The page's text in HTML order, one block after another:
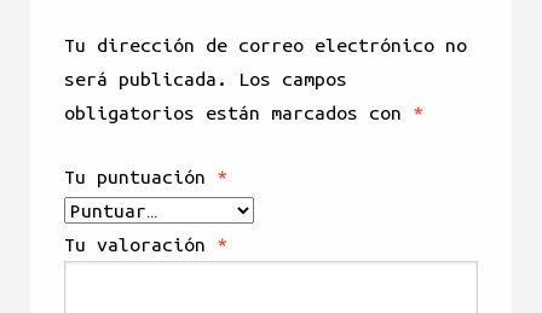
Tu dirección de correo electrónico no
será publicada.
Los campos
obligatorios están marcados con *
Tu puntuación *
Tu valoración *